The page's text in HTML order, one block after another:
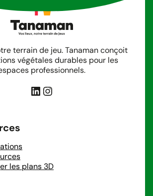
terrain de jeu. Tanaman conçoit
végétales durables pour les
professionnels.
LinkedIn
Instagram
les plans 3D